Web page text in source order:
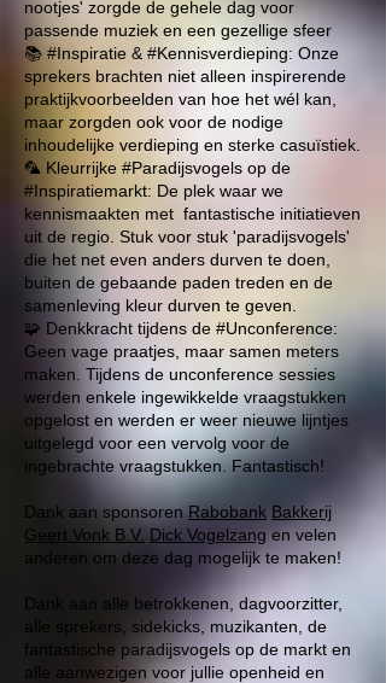
nootjes' zorgde de gehele dag voor
passende muziek en een gezellige sfeer
📚 #Inspiratie & #Kennisverdieping: Onze
sprekers brachten niet alleen inspirerende
praktijkvoorbeelden van hoe het wél kan,
maar zorgden ook voor de nodige
inhoudelijke verdieping en sterke casuïstiek.
🦜 Kleurrijke #Paradijsvogels op de
#Inspiratiemarkt: De plek waar we
kennismaakten met fantastische initiatieven
uit de regio. Stuk voor stuk 'paradijsvogels'
die het net even anders durven te doen,
buiten de gebaande paden treden en de
samenleving kleur durven te geven.
🧩 Denkkracht tijdens de #Unconference:
Geen vage praatjes, maar samen meters
maken. Tijdens de unconference sessies
werden enkele ingewikkelde vraagstukken
opgelost en werden er weer nieuwe lijntjes
uitgelegd voor een vervolg voor de
ingebrachte vraagstukken. Fantastisch!
Dank aan sponsoren Rabobank Bakkerij
Geert Vonk B.V. Dick Vogelzang en velen
anderen om deze dag mogelijk te maken!
Dank aan alle betrokkenen, dagvoorzitter,
alle sprekers, sidekicks, muzikanten, de
fantastische paradijsvogels op de markt en
alle aanwezigen voor jullie openheid en